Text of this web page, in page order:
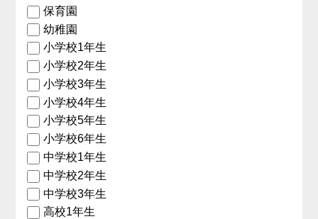
保育園
幼稚園
小学校1年生
小学校2年生
小学校3年生
小学校4年生
小学校5年生
小学校6年生
中学校1年生
中学校2年生
中学校3年生
高校1年生